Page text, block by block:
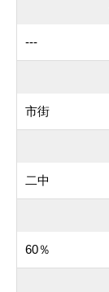
---
市街
二中
60％